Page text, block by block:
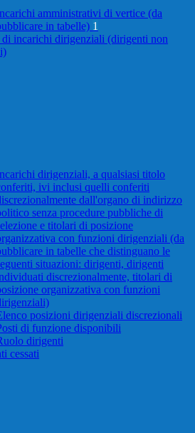
amministrativi di vertice (da
in tabelle) 1
incarichi dirigenziali (dirigenti non
dirigenziali, a qualsiasi titolo
ivi inclusi quelli conferiti
dall'organo di indirizzo
senza procedure pubbliche di
e titolari di posizione
con funzioni dirigenziali (da
in tabelle che distinguano le
situazioni: dirigenti, dirigenti
discrezionalmente, titolari di
organizzativa con funzioni
posizioni dirigenziali discrezionali
di funzione disponibili
dirigenti
cessati